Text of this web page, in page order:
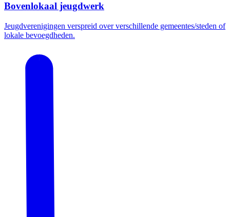
Bovenlokaal jeugdwerk
Jeugdverenigingen verspreid over verschillende gemeentes/steden of
lokale bevoegdheden.